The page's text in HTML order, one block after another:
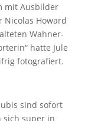
mit Ausbilder
Nicolas Howard
Wahner-
hatte Jule
fotografiert.
sind sofort
sich super in